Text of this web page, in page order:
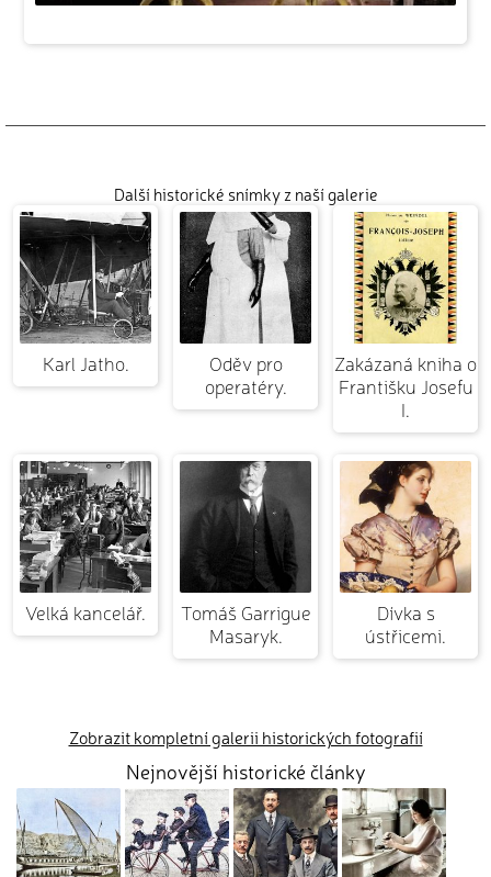
Další historické snímky z naší galerie
Karl Jatho.
Oděv pro
operatéry.
Zakázaná kniha o
Františku Josefu
I.
Velká kancelář.
Tomáš Garrigue
Masaryk.
Dívka s
ústřicemi.
Zobrazit kompletní galerii historických fotografií
Nejnovější historické články